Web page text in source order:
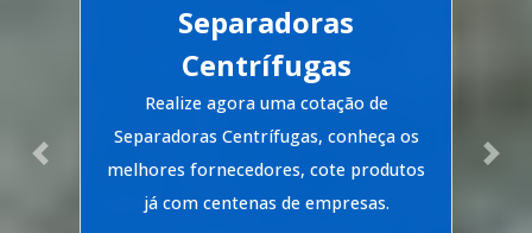
Separadoras
Centrífugas
Realize agora uma cotação de
Separadoras Centrífugas, conheça os
melhores fornecedores, cote produtos
já com centenas de empresas.
Previous Next